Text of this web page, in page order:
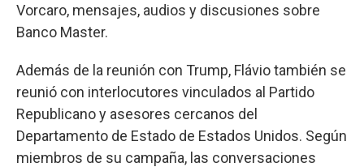
Vorcaro, mensajes, audios y discusiones sobre
Banco Master.
Además de la reunión con Trump, Flávio también se
reunió con interlocutores vinculados al Partido
Republicano y asesores cercanos del
Departamento de Estado de Estados Unidos. Según
miembros de su campaña, las conversaciones